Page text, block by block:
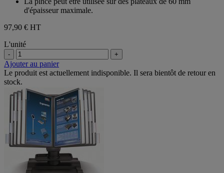
d'épaisseur maximale.
97,90 € HT
L'unité
- +
Ajouter au panier
Le produit est actuellement indisponible. Il sera bientôt de retour en
stock.